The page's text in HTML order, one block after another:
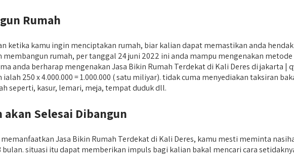
Rumah
ketika kamu ingin menciptakan rumah, biar kalian dapat memastikan anda
rumah, per tanggal 24 juni 2022 ini anda mampu mengenakan
anda berharap mengenakan Jasa Bikin Rumah Terdekat di Kali Deres di jakarta
250 x 4.000.000 = 1.000.000 ( satu miliyar). tidak cuma menyediakan taksiran
seperti, kasur, lemari, meja, tempat duduk dll.
Selesai Dibangun
Jasa Bikin Rumah Terdekat di Kali Deres, kamu mesti meminta
bulan. situasi itu dapat memberikan impuls bagi kalian bakal mencari cara